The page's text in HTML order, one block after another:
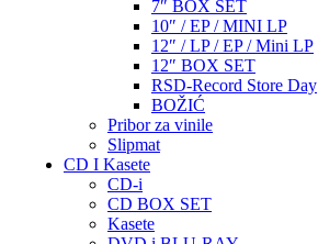
7″ BOX SET
10″ / EP / MINI LP
12″ / LP / EP / Mini LP
12″ BOX SET
RSD-Record Store Day
BOŽIĆ
Pribor za vinile
Slipmat
CD I Kasete
CD-i
CD BOX SET
Kasete